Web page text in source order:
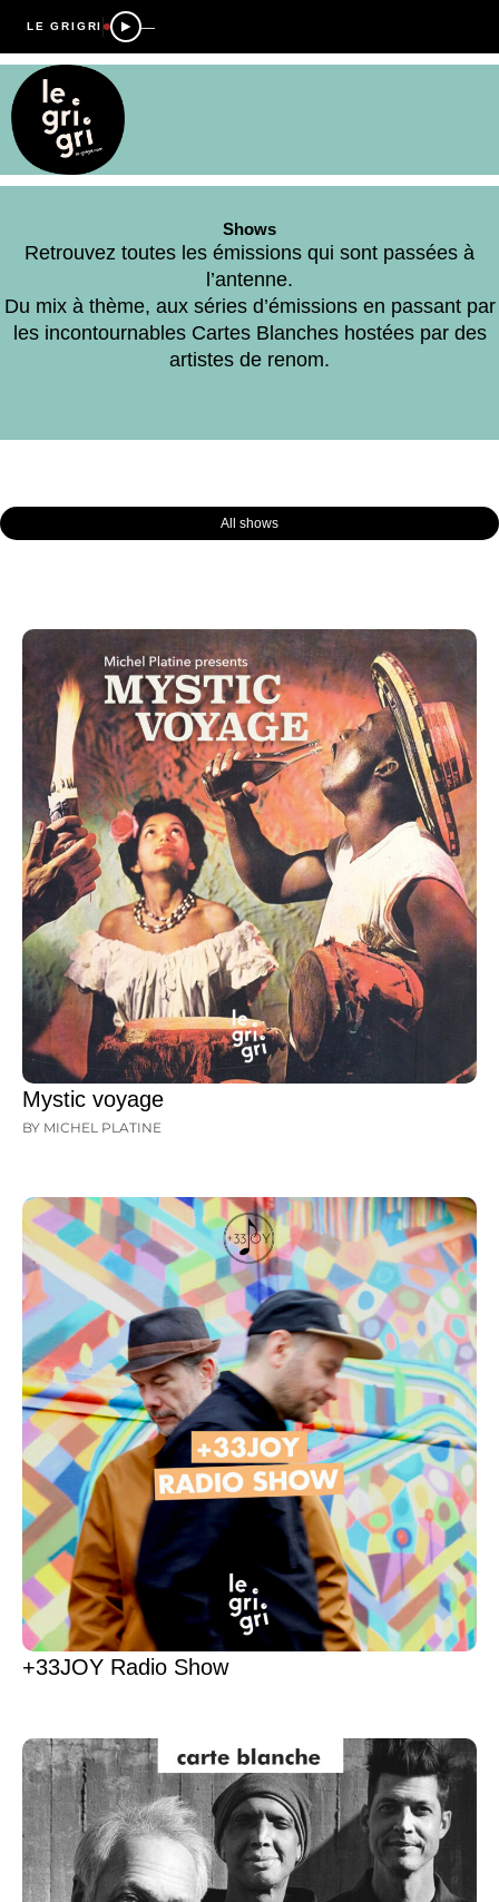
LE GRIGRI —
Shows
Retrouvez toutes les émissions qui sont passées à
l’antenne.
Du mix à thème, aux séries d’émissions en passant par
les incontournables Cartes Blanches hostées par des
artistes de renom.
All shows
Mystic voyage
BY MICHEL PLATINE
+33JOY Radio Show
PagePagePagePagePage Page